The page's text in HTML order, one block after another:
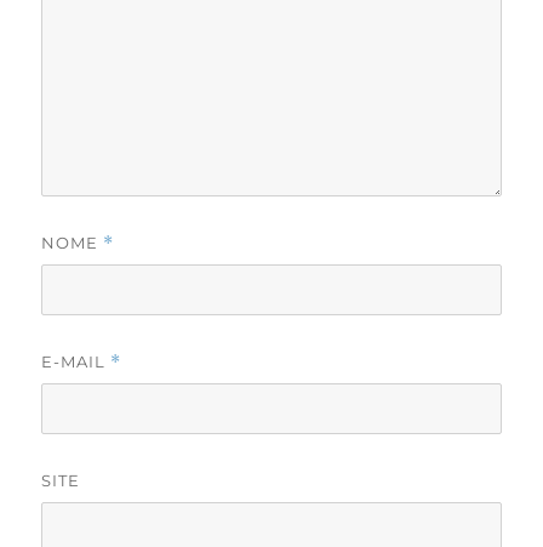
NOME *
E-MAIL *
SITE